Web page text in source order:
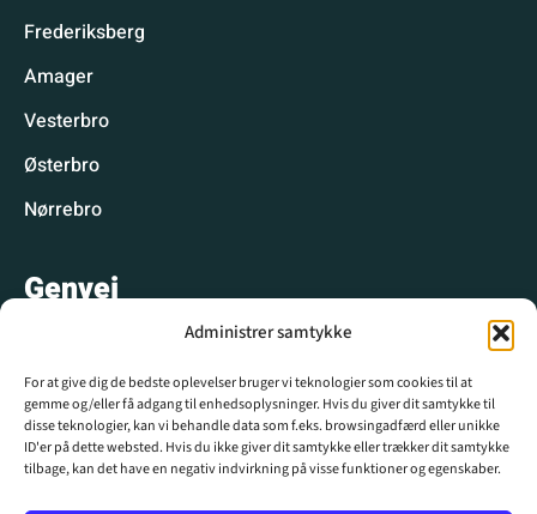
Administrer samtykke
For at give dig de bedste oplevelser bruger vi teknologier som cookies til at
gemme og/eller få adgang til enhedsoplysninger. Hvis du giver dit samtykke til
disse teknologier, kan vi behandle data som f.eks. browsingadfærd eller unikke
ID'er på dette websted. Hvis du ikke giver dit samtykke eller trækker dit samtykke
tilbage, kan det have en negativ indvirkning på visse funktioner og egenskaber.
Frederiksberg
Amager
Vesterbro
Østerbro
Nørrebro
Genvej
Hyggelige spisesteder
Hyggelige aktiviteter
CPH WIKI
Krydsord